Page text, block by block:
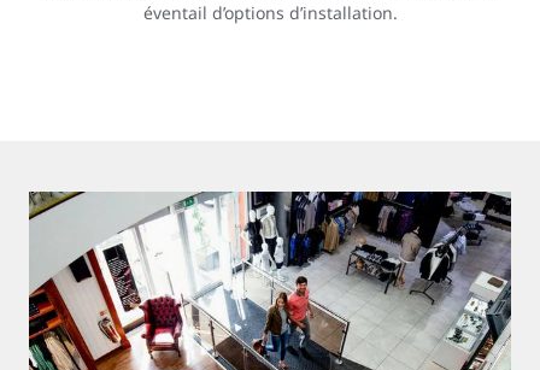
éventail d’options d’installation.